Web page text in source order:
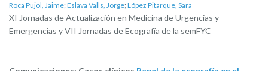
Roca Pujol, Jaime; Eslava Valls, Jorge; López Pitarque, Sara
XI Jornadas de Actualización en Medicina de Urgencias y
Emergencias y VII Jornadas de Ecografía de la semFYC